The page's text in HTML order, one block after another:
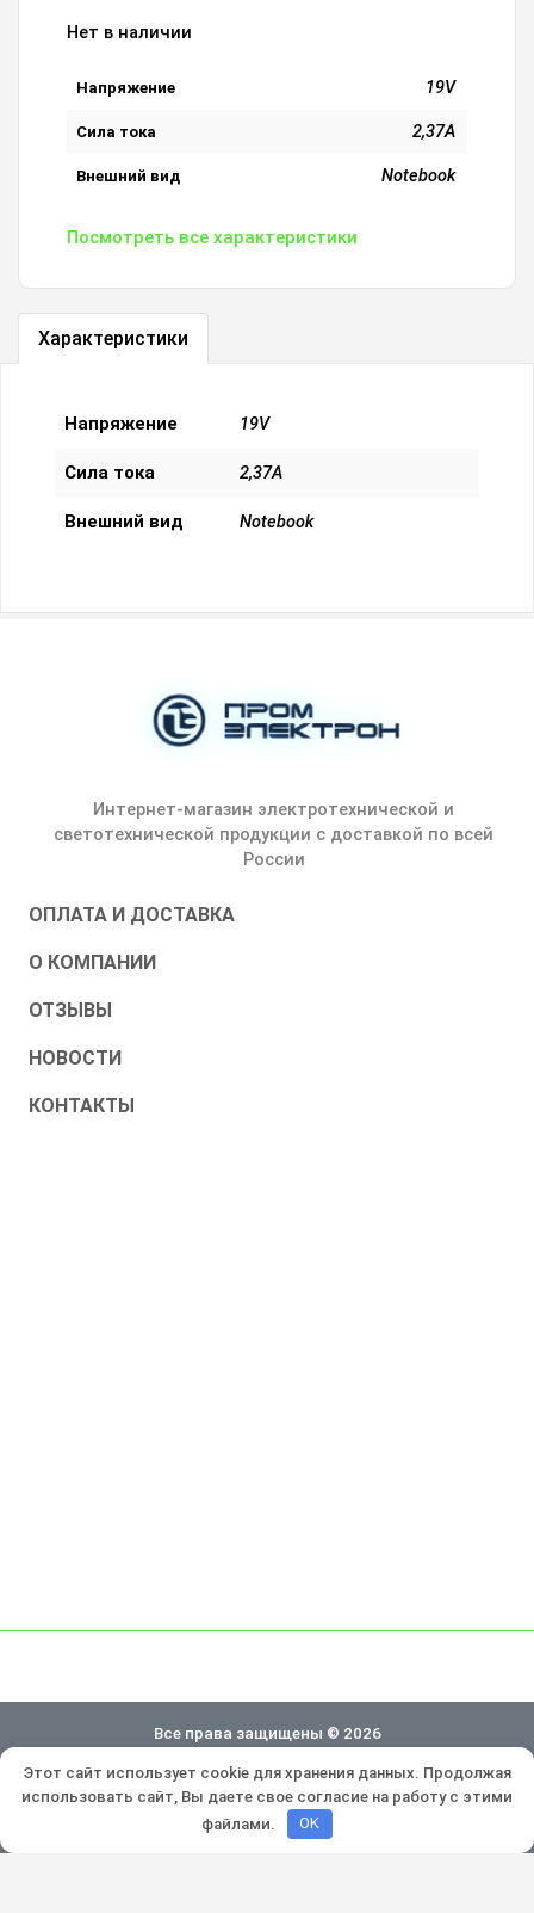
Нет в наличии
Напряжение 19V
Сила тока 2,37A
Внешний вид Notebook
Посмотреть все характеристики
Характеристики
Напряжение 19V
Сила тока 2,37A
Внешний вид Notebook
Интернет-магазин электротехнической и
светотехнической продукции с доставкой по всей
России
ОПЛАТА И ДОСТАВКА
О КОМПАНИИ
ОТЗЫВЫ
НОВОСТИ
КОНТАКТЫ
Все права защищены © 2026
Политика конфиденциальности
Разработка и продвижение:
Этот сайт использует cookie для хранения данных. Продолжая
использовать сайт, Вы даете свое согласие на работу с этими
файлами.
OK